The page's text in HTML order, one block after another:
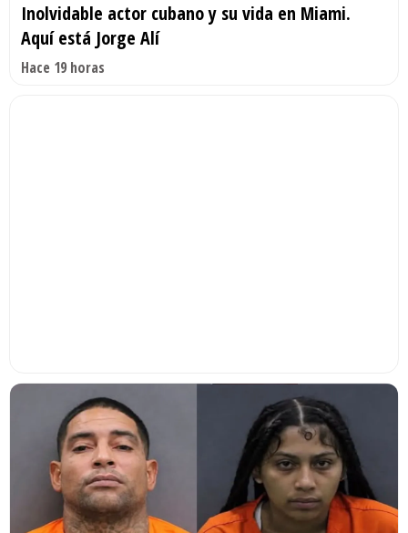
Inolvidable actor cubano y su vida en Miami.
Aquí está Jorge Alí
Hace 19 horas